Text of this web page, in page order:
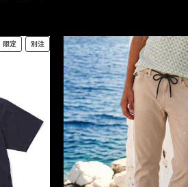
限定 別注